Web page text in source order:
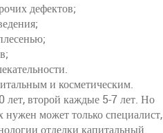
дефектов;
и косметическим.
лет, второй каждые 5-7 лет. Но
нужен может только специалист,
отделки капитальный